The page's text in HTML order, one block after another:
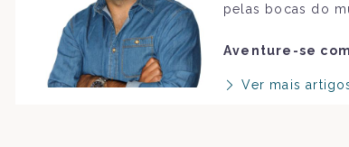
pelas bocas do
Aventure-se
Ver mais